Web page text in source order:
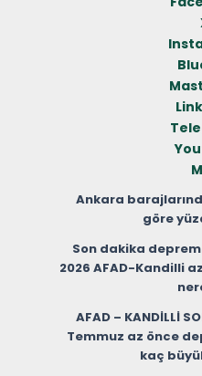
Ankara
göre
Son dakika
2026 AFAD-Kandilli
AFAD – KANDİLLİ
Temmuz az önce
kaç